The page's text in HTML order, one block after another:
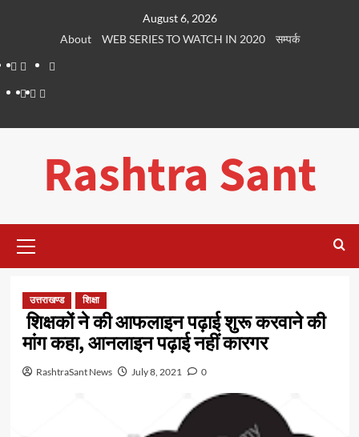
August 6, 2026
About
WEB SERIES TO WATCH IN 2020
सम्पर्क
About
WEB
SERIES
Dehradun
LifePlaces
सम्पर्क
Rashtra Sant
Menu
उत्तराखण्ड शिक्षा
शिक्षकों ने की आफलाइन पढ़ाई शुरू करवाने की
मांग कहा, आनलाइन पढ़ाई नहीं कारगर
RashtraSant News July 8, 2021 0